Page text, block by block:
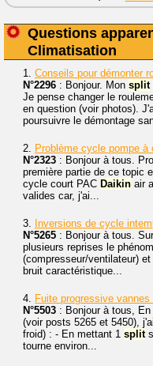
Questions
Climatisation
1. Conseils pour démonter
N°2296 : Bonjour. Mon split
Je pense changer le
en question (voir photos).
poursuivre le démontage
2. Problème cycle pompe à
N°2323 : Bonjour à tous.
première partie de ce topic
cycle court PAC Daikin air
valides car, j'ai...
3. Inversions de cycle
N°5265 : Bonjour à tous.
plusieurs reprises le
(compresseur/ventilateur)
bruit caractéristique...
4. Fuite progressive
N°5503 : Bonjour à tous,
(voir posts 5265 et 5450),
froid) : - En mettant 1 split
tourne environ...